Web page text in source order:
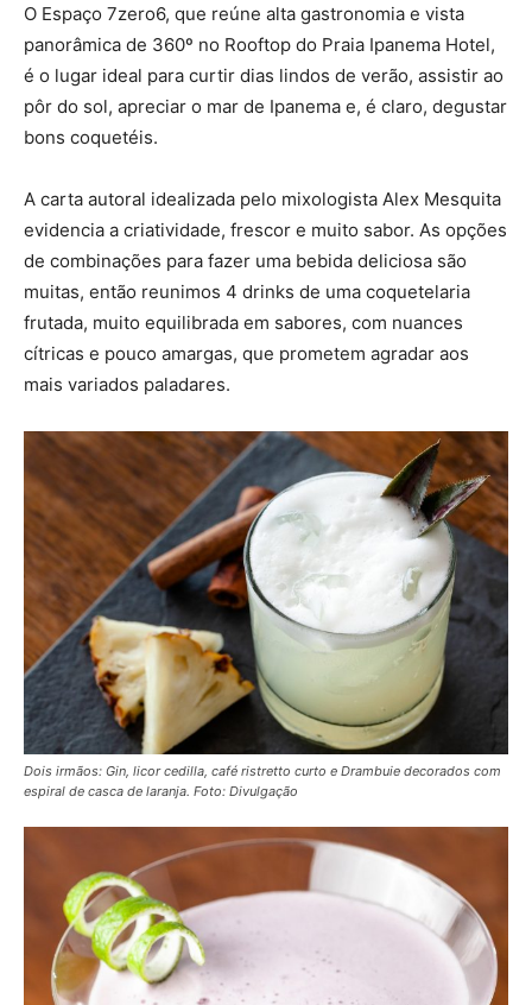
O Espaço 7zero6, que reúne alta gastronomia e vista
panorâmica de 360º no Rooftop do Praia Ipanema Hotel,
é o lugar ideal para curtir dias lindos de verão, assistir ao
pôr do sol, apreciar o mar de Ipanema e, é claro, degustar
bons coquetéis.
A carta autoral idealizada pelo mixologista Alex Mesquita
evidencia a criatividade, frescor e muito sabor. As opções
de combinações para fazer uma bebida deliciosa são
muitas, então reunimos 4 drinks de uma coquetelaria
frutada, muito equilibrada em sabores, com nuances
cítricas e pouco amargas, que prometem agradar aos
mais variados paladares.
Dois irmãos: Gin, licor cedilla, café ristretto curto e Drambuie decorados com
espiral de casca de laranja. Foto: Divulgação